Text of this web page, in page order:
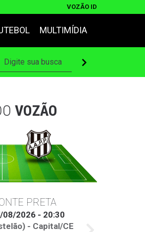
VOZÃO ID
MULTIMÍDIA
VOZÃO
PRETA
2026 - 20:30
- Capital/CE